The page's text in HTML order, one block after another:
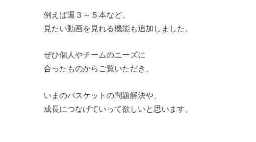
例えば週３～５本など、
見たい動画を見れる機能も追加しました。
ぜひ個人やチームのニーズに
合ったものからご覧いただき、
いまのバスケットの問題解決や、
成長につなげていって欲しいと思います。